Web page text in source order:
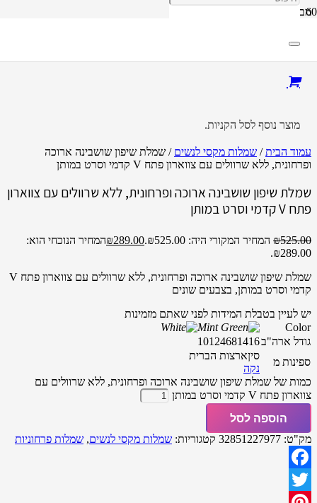
מוצר נוסף לסל הקניות.
מבצע!
עמוד הבית/ שמלות מקסי לנשים / שמלת שיפון שושבינה ארוכה
ופרחונית, ללא שרוולים עם צווארון פתח V קדמי וסרט במותן
שמלת שיפון שושבינה ארוכה ופרחונית, ללא שרוולים עם צווארון
פתח V קדמי וסרט במותן
₪525.00 המחיר המקורי היה: ₪525.00. ₪289.00
המחיר הנוכחי הוא:
₪289.00.
שמלת שיפון שושבינה ארוכה ופרחונית, ללא שרוולים עם צווארון פתח V
קדמי וסרט במותן, בצבעים שונים
יש לעיין בטבלת המידות לפני שאתם מזמינות
Color
גודל ארה"ב
10124681416
ספינות מ
סיןארצות הברית
נקה
כמות של שמלת שיפון שושבינה ארוכה ופרחונית, ללא שרוולים עם
צווארון פתח V קדמי וסרט במותן
הוספה לסל
מק"ט: 32851227977 קטגוריות: שמלות מקסי לנשים, שמלות פרחוניות
Facebook